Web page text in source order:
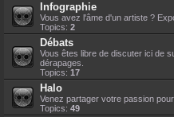
Infographie
Vous avez l'âme d'un artiste ?
Topics: 2
Débats
Vous êtes libre de discuter ici de
dérapages.
Topics: 17
Halo
Venez partager votre passion pour
Topics: 49